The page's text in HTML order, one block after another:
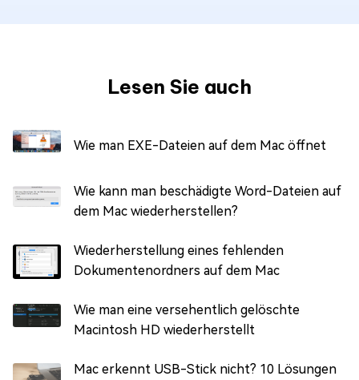
Lesen Sie auch
Wie man EXE-Dateien auf dem Mac öffnet
Wie kann man beschädigte Word-Dateien auf
dem Mac wiederherstellen?
Wiederherstellung eines fehlenden
Dokumentenordners auf dem Mac
Wie man eine versehentlich gelöschte
Macintosh HD wiederherstellt
Mac erkennt USB-Stick nicht? 10 Lösungen